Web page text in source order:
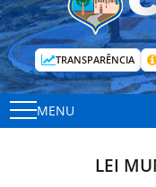
TRANSPARÊNCIA
MENU
LEI